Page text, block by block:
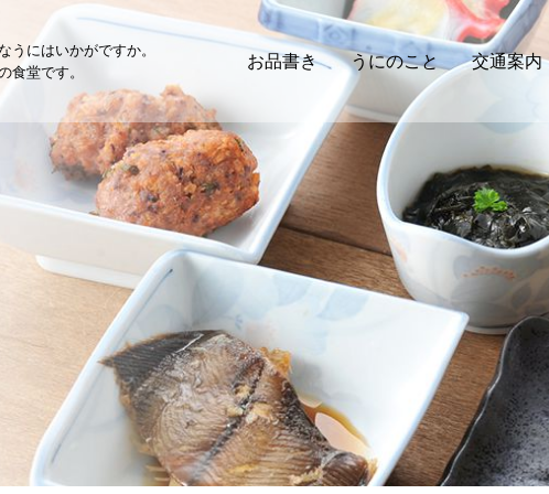
うにはいかがですか。
食堂です。
お品書き うにのこと 交通案内